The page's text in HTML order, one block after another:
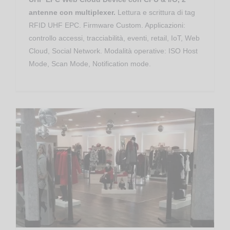
antenne con multiplexer. Lettura e scrittura di tag
RFID UHF EPC. Firmware Custom. Applicazioni:
controllo accessi, tracciabilità, eventi, retail, IoT, Web
Cloud, Social Network. Modalità operative: ISO Host
Mode, Scan Mode, Notification mode.